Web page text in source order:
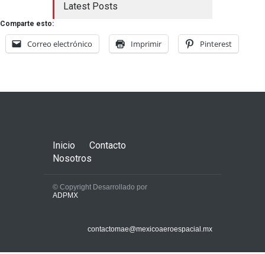
Latest Posts
Comparte esto:
Correo electrónico Imprimir Pinterest
Inicio
Contacto
Nosotros
© Copyright Desarrollado por
ADPMX
contactomae@mexicoaeroespacial.mx